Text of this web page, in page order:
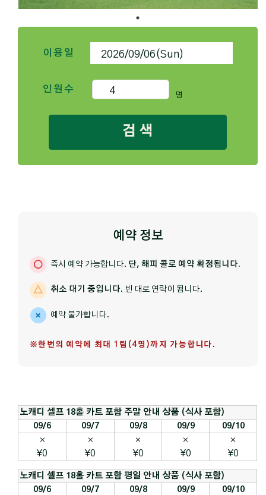
이용일
인원수
명
검 색
예약 정보
즉시 예약 가능합니다. 단, 해피 콜로 예약 확정됩니다.
취소 대기 중입니다. 빈 대로 연락이 됩니다.
예약 불가합니다.
※한번의 예약에 최대 1팀(4명)까지 가능합니다.
노캐디 셀프 18홀 카트 포함 주말 안내 상품 (식사 포함)
09/6
09/7 09/8 09/9 09/10
×
¥0
×
¥0
×
¥0
×
¥0
×
¥0
노캐디 셀프 18홀 카트 포함 평일 안내 상품 (식사 포함)
09/6
09/7 09/8 09/9 09/10